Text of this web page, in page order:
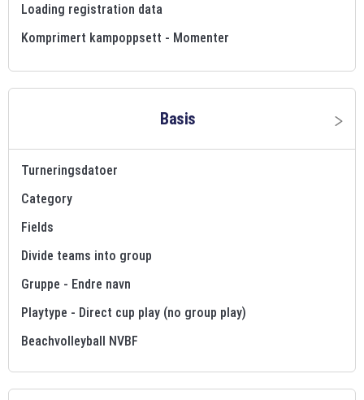
Loading registration data
Komprimert kampoppsett - Momenter
Basis
Turneringsdatoer
Category
Fields
Divide teams into group
Gruppe - Endre navn
Playtype - Direct cup play (no group play)
Beachvolleyball NVBF